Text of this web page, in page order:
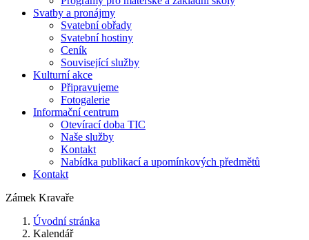
Svatby a pronájmy
Svatební obřady
Svatební hostiny
Ceník
Související služby
Kulturní akce
Připravujeme
Fotogalerie
Informační centrum
Otevírací doba TIC
Naše služby
Kontakt
Nabídka publikací a upomínkových předmětů
Kontakt
Zámek Kravaře
Úvodní stránka
Kalendář